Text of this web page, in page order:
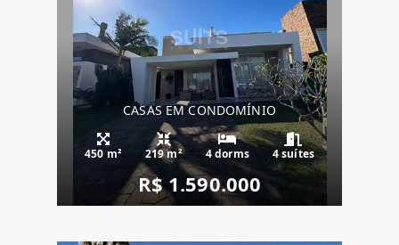
CASAS EM CONDOMÍNIO
450 m² 219 m² 4 dorms 4 suítes
R$ 1.590.000